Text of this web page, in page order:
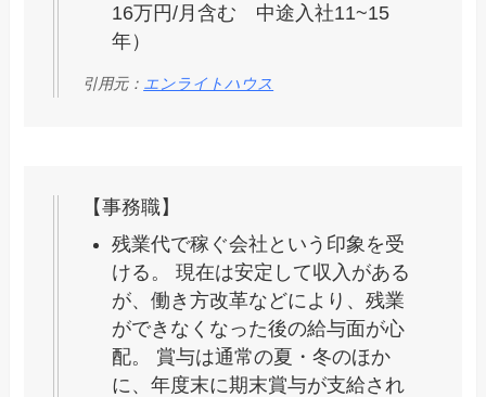
16万円/月含む 中途入社11~15
年）
引用元： エンライトハウス
【事務職】
残業代で稼ぐ会社という印象を受
ける。 現在は安定して収入がある
が、働き方改革などにより、残業
ができなくなった後の給与面が心
配。 賞与は通常の夏・冬のほか
に、年度末に期末賞与が支給され